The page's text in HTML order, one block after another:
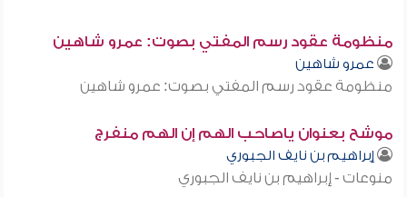
منظومة عقود رسم المفتي بصوت: عمرو شاهين
عمرو شاهين
منظومة عقود رسم المفتي بصوت: عمرو شاهين
موشح بعنوان ياصاحب الهم إن الهم منفرج
إبراهيم بن نايف الجبوري
منوعات - إبراهيم بن نايف الجبوري